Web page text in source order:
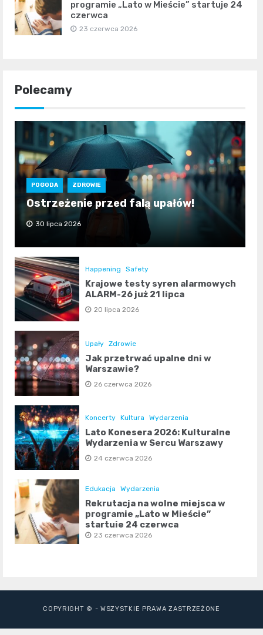
programie „Lato w Mieście” startuje 24
czerwca
23 czerwca 2026
Polecamy
POGODA ZDROWIE
Ostrzeżenie przed falą upałów!
30 lipca 2026
Happening Safety
Krajowe testy syren alarmowych
ALARM-26 już 21 lipca
20 lipca 2026
Upały Zdrowie
Jak przetrwać upalne dni w
Warszawie?
26 czerwca 2026
Koncerty Kultura Wydarzenia
Lato Konesera 2026: Kulturalne
Wydarzenia w Sercu Warszawy
24 czerwca 2026
Edukacja Wydarzenia
Rekrutacja na wolne miejsca w
programie „Lato w Mieście”
startuje 24 czerwca
23 czerwca 2026
COPYRIGHT © - WSZYSTKIE PRAWA ZASTRZEŻONE